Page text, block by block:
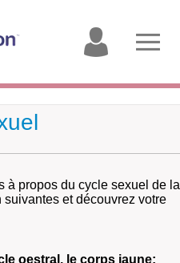
account
à propos du cycle sexuel de la
et découvrez votre
oestral, le corps jaune: